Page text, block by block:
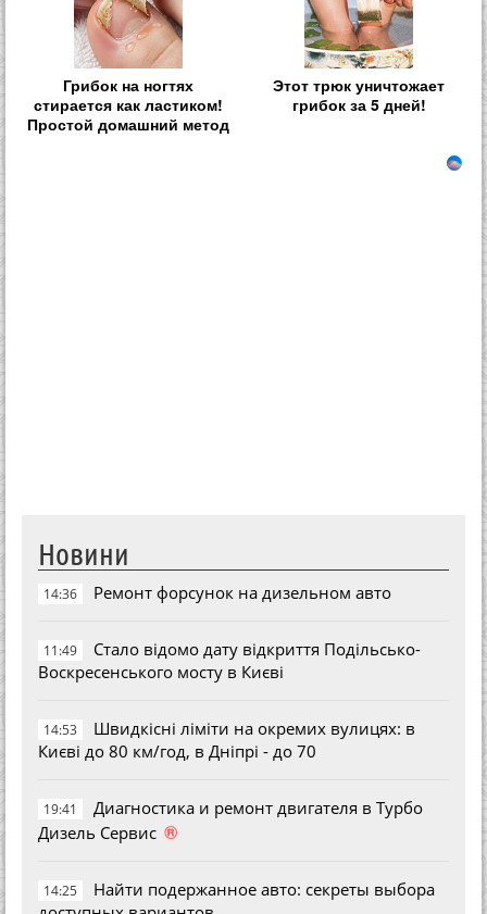
Грибок на ногтях
стирается как ластиком!
Простой домашний метод
Этот трюк уничтожает
грибок за 5 дней!
Новини
14:36 Ремонт форсунок на дизельном авто
11:49
Стало відомо дату відкриття Подільсько-
Воскресенського мосту в Києві
14:53
Швидкісні ліміти на окремих вулицях: в
Києві до 80 км/год, в Дніпрі - до 70
19:41
Диагностика и ремонт двигателя в Турбо
Дизель Сервис ®
14:25
Найти подержанное авто: секреты выбора